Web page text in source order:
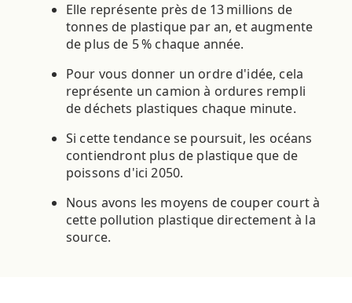
Elle représente près de 13 millions de
tonnes de plastique par an, et augmente
de plus de 5 % chaque année.
Pour vous donner un ordre d'idée, cela
représente un camion à ordures rempli
de déchets plastiques chaque minute.
Si cette tendance se poursuit, les océans
contiendront plus de plastique que de
poissons d'ici 2050.
Nous avons les moyens de couper court à
cette pollution plastique directement à la
source.